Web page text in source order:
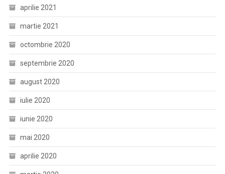
aprilie 2021
martie 2021
octombrie 2020
septembrie 2020
august 2020
iulie 2020
iunie 2020
mai 2020
aprilie 2020